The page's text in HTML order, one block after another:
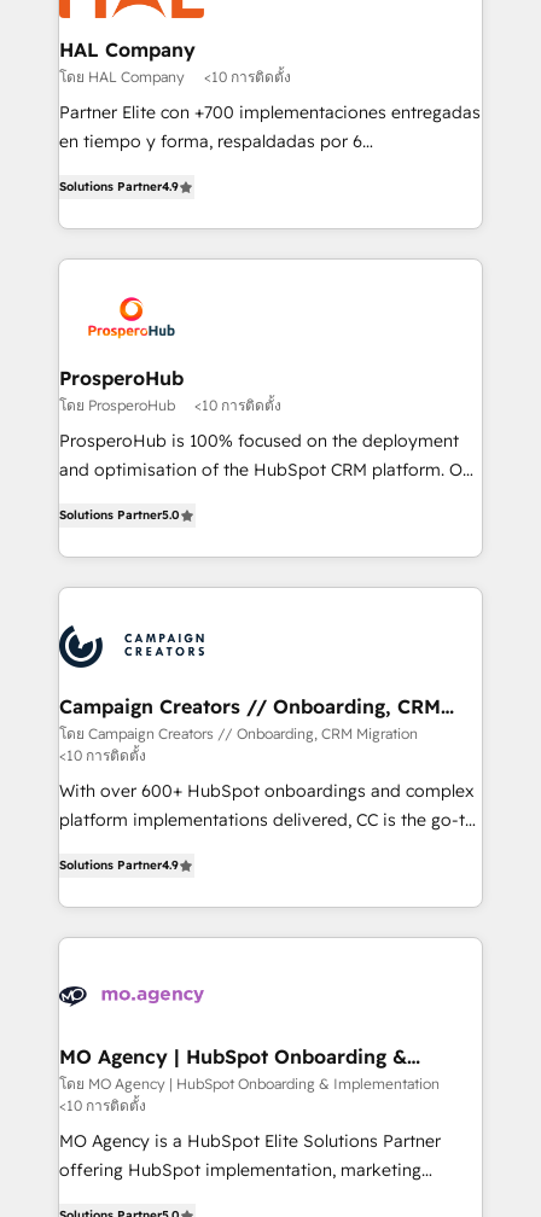
and manufacturers since 2002, we are committed to
empowering our clients and developing their
autonomy. Get to grips with HubSpot through
guided implementation and seamless integration of
the CRM platform into your digital ecosystem. Would
marketing strategy? We'll provide support tailored
to your needs and sales objectives. With 125+
Accreditations. Based in Canada (coast to coast), our
services are offered in both English & French.
HAL Company
โดย HAL Company <10 การติดตั้ง
Partner Elite con +700 implementaciones entregadas
en tiempo y forma, respaldadas por 6
Certified Trainers avalados por HubSpot Academy.
Acompañamos a las empresas en cada etapa de su
crecimiento integrando estrategia, tecnología y
reales. Nos caracterizamos por combinar excelencia
técnica con una mirada estratégica a largo plazo.
Solutions Partner4.9
ProsperoHub
โดย ProsperoHub <10 การติดตั้ง
ProsperoHub is 100% focused on the deployment
and optimisation of the HubSpot CRM platform. Our
ensure that you achieve maximum adoption and
ROI from your HubSpot investment. Use our
extensive HubSpot, sales, marketing, service and
HubSpot journey, design and implement your
processes and skilfully bring your revenue
infrastructure to life. Our collaborative approach
keeps you in control whilst we plan and support the
route to your revenue goals. We have successfully
supported over 500 organisations with HubSpot
implementation, optimisation, training, and
methodology will ensure that you receive the best
deployment experience possible. Whether you are
new to HubSpot or seeking to turn around a poor
expertise to deliver the solutions you need.
Solutions Partner5.0
Campaign Creators // Onboarding, CRM
Migration
โดย Campaign Creators // Onboarding, CRM Migration
<10 การติดตั้ง
With over 600+ HubSpot onboardings and complex
platform implementations delivered, CC is the go-to
migrate, replatform, and scale smarter. We specialize
in high-impact CRM and CMS migrations and
onboarding from platforms like Salesforce, NetSuite,
WordPress and legacy CRMs, turning fragmented
architectures that accelerate revenue operations and
performance. - Multi-object CRM migration, cleanup,
and implementation. - Pre-built and custom
integrations across your full tech stack. - Custom
object setup, CMS builds, and full-funnel automation.
Solutions Partner4.9
MO Agency | HubSpot Onboarding &
Implementation
โดย MO Agency | HubSpot Onboarding & Implementation
<10 การติดตั้ง
MO Agency is a HubSpot Elite Solutions Partner
offering HubSpot implementation, marketing